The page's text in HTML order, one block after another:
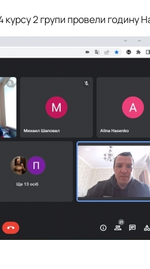
курсу 2 групи провели годину